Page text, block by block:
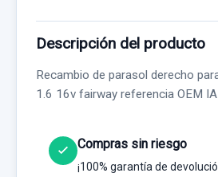
Descripción del producto
Recambio de parasol derecho
1.6 16v fairway referencia OEM
Compras sin riesgo
¡100% garantía de